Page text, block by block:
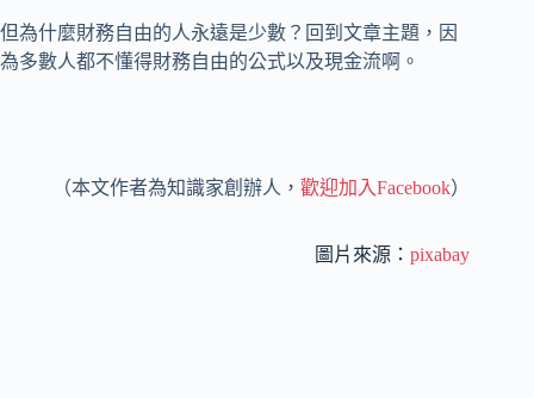
但為什麼財務自由的人永遠是少數？回到文章主題，因
為多數人都不懂得財務自由的公式以及現金流啊。
（本文作者為知識家創辦人，歡迎加入Facebook）
圖片來源：pixabay